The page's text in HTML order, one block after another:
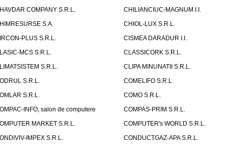
COMPANY S.R.L.
CHILIANCIUC-MAGNUM I.I.
S.A.
CHIOL-LUX S.R.L.
PLUS S.R.L.
CISMEA DARADUR I.I.
MCS S.R.L.
CLASSICORK S.R.L.
S.R.L.
CLIPA MINUNATII S.R.L.
S.R.L.
COMELIFO S.R.L.
S.R.L.
COMO S.R.L.
INFO, salon de computere
COMPAS-PRIM S.R.L.
MARKET S.R.L.
COMPUTER's WORLD S.R.L.
IMPEX S.R.L.
CONDUCTGAZ-APA S.R.L.